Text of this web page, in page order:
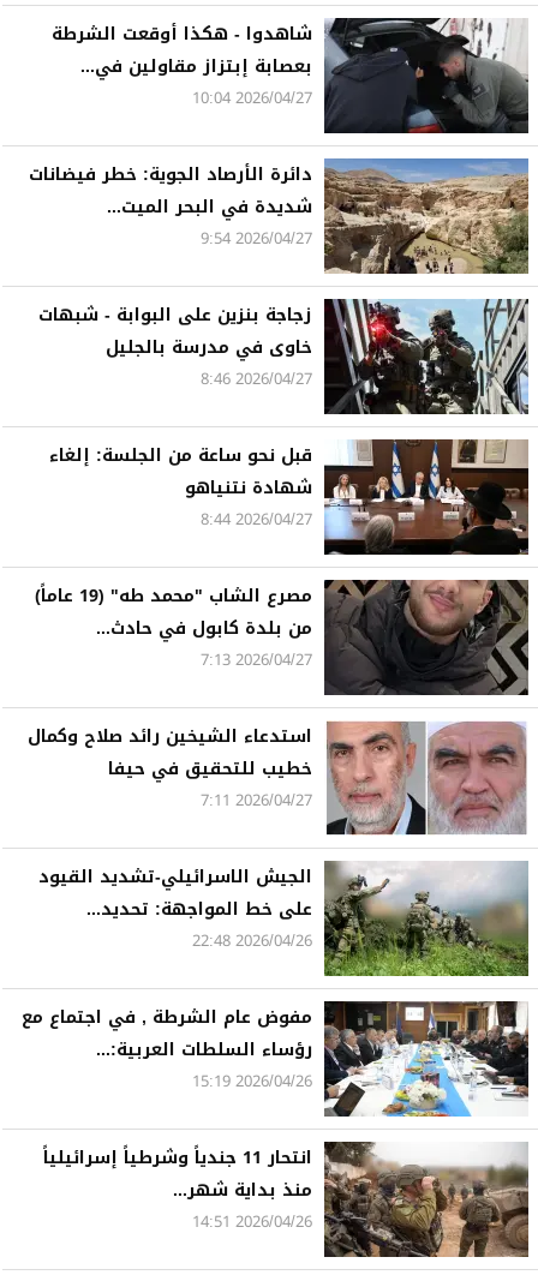
شاهدوا - هكذا أوقعت الشرطة
بعصابة إبتزاز مقاولين في...
2026/04/27 10:04
دائرة الأرصاد الجوية: خطر فيضانات
شديدة في البحر الميت...
2026/04/27 9:54
زجاجة بنزين على البوابة - شبهات
خاوى في مدرسة بالجليل
2026/04/27 8:46
قبل نحو ساعة من الجلسة: إلغاء
شهادة نتنياهو
2026/04/27 8:44
مصرع الشاب "محمد طه" (19 عاماً)
من بلدة كابول في حادث...
2026/04/27 7:13
استدعاء الشيخين رائد صلاح وكمال
خطيب للتحقيق في حيفا
2026/04/27 7:11
الجيش الاسرائيلي-تشديد القيود
على خط المواجهة: تحديد...
2026/04/26 22:48
مفوض عام الشرطة , في اجتماع مع
رؤساء السلطات العربية:...
2026/04/26 15:19
انتحار 11 جندياً وشرطياً إسرائيلياً
منذ بداية شهر...
2026/04/26 14:51